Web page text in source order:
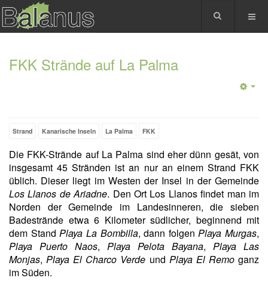
FKK Strände auf La Palma
Strand Kanarische Inseln La Palma FKK
Die FKK-Strände auf La Palma sind eher dünn gesät, von
insgesamt 45 Stränden ist an nur an einem Strand FKK
üblich. Dieser liegt im Westen der Insel in der Gemeinde
Los Llanos de Ariadne. Den Ort Los Llanos findet man im
Norden der Gemeinde im Landesinneren, die sieben
Badestrände etwa 6 Kilometer südlicher, beginnend mit
dem StandPlaya La Bombilla, dann folgenPlaya Murgas,
Playa Puerto Naos, Playa Pelota Bayana, Playa Las
Monjas,Playa El Charco Verde und Playa El Remoganz
im Süden.